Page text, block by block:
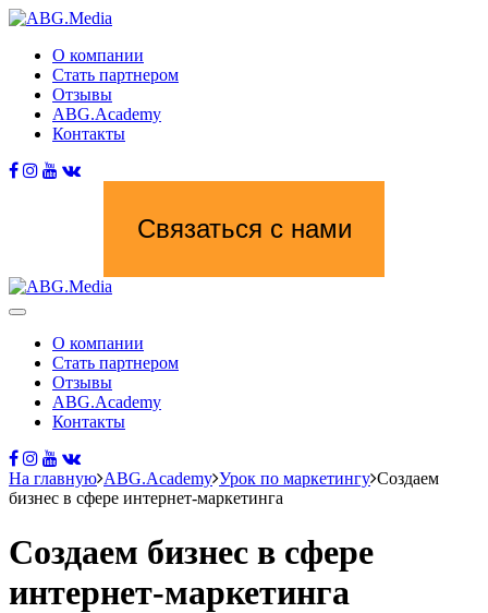
О компании
Стать партнером
Отзывы
ABG.Academy
Контакты
Связаться с нами
О компании
Стать партнером
Отзывы
ABG.Academy
Контакты
На главную ABG.Academy Урок по маркетингу Создаем
бизнес в сфере интернет-маркетинга
Создаем бизнес в сфере
интернет-маркетинга